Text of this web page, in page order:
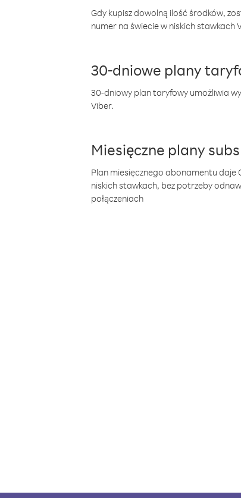
Gdy kupisz dowolną ilość środków,
numer na świecie w niskich stawkach
30-dniowe plany
30-dniowy plan taryfowy umożliwia
Viber.
Miesięczne plany
Plan miesięcznego abonamentu daje
niskich stawkach, bez potrzeby
połączeniach